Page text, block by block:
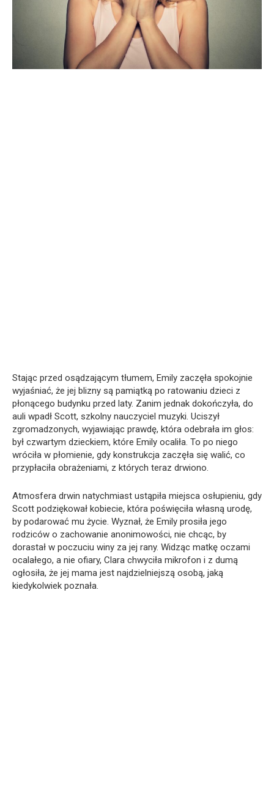
Stając przed osądzającym tłumem, Emily zaczęła spokojnie
wyjaśniać, że jej blizny są pamiątką po ratowaniu dzieci z
płonącego budynku przed laty. Zanim jednak dokończyła, do
auli wpadł Scott, szkolny nauczyciel muzyki. Uciszył
zgromadzonych, wyjawiając prawdę, która odebrała im głos:
był czwartym dzieckiem, które Emily ocaliła. To po niego
wróciła w płomienie, gdy konstrukcja zaczęła się walić, co
przypłaciła obrażeniami, z których teraz drwiono.
Atmosfera drwin natychmiast ustąpiła miejsca osłupieniu, gdy
Scott podziękował kobiecie, która poświęciła własną urodę,
by podarować mu życie. Wyznał, że Emily prosiła jego
rodziców o zachowanie anonimowości, nie chcąc, by
dorastał w poczuciu winy za jej rany. Widząc matkę oczami
ocalałego, a nie ofiary, Clara chwyciła mikrofon i z dumą
ogłosiła, że jej mama jest najdzielniejszą osobą, jaką
kiedykolwiek poznała.